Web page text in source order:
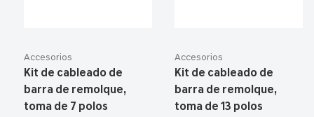
Accesorios
Kit de cableado de
barra de remolque,
toma de 7 polos
Accesorios
Kit de cableado de
barra de remolque,
toma de 13 polos